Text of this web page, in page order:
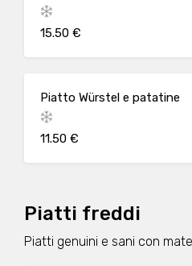
15.50 €
Piatto Würstel e patatine
11.50 €
Piatti freddi
Piatti genuini e sani con